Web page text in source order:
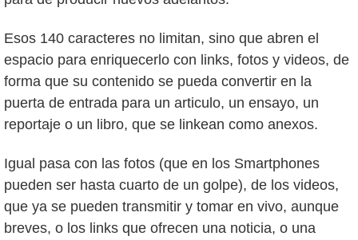
Esos 140 caracteres no limitan, sino que abren el
espacio para enriquecerlo con links, fotos y videos, de
forma que su contenido se pueda convertir en la
puerta de entrada para un articulo, un ensayo, un
reportaje o un libro, que se linkean como anexos.
Igual pasa con las fotos (que en los Smartphones
pueden ser hasta cuarto de un golpe), de los videos,
que ya se pueden transmitir y tomar en vivo, aunque
breves, o los links que ofrecen una noticia, o una